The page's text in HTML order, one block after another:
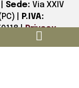

Sede: Via XXIV
P.IVA:
|Privacy